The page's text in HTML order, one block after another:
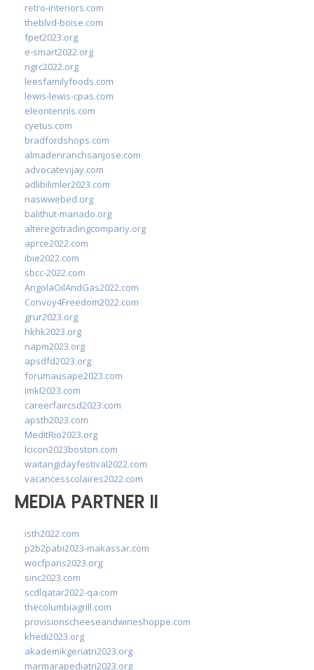
retro-interiors.com
theblvd-boise.com
fpet2023.org
e-smart2022.org
ngrc2022.org
leesfamilyfoods.com
lewis-lewis-cpas.com
eleontennis.com
cyetus.com
bradfordshops.com
almadenranchsanjose.com
advocatevijay.com
adlibilimler2023.com
naswwebed.org
balithut-manado.org
alteregotradingcompany.org
aprce2022.com
ibie2022.com
sbcc-2022.com
AngolaOilAndGas2022.com
Convoy4Freedom2022.com
grur2023.org
hkhk2023.org
napm2023.org
apsdfd2023.org
forumausape2023.com
imkl2023.com
careerfaircsd2023.com
apsth2023.com
MedItRio2023.org
lcicon2023boston.com
waitangidayfestival2022.com
vacancesscolaires2022.com
MEDIA PARTNER II
isth2022.com
p2b2pabi2023-makassar.com
wocfparis2023.org
sinc2023.com
scdlqatar2022-qa.com
thecolumbiagrill.com
provisionscheeseandwineshoppe.com
khedi2023.org
akademikgeriatri2023.org
marmarapediatri2023.org